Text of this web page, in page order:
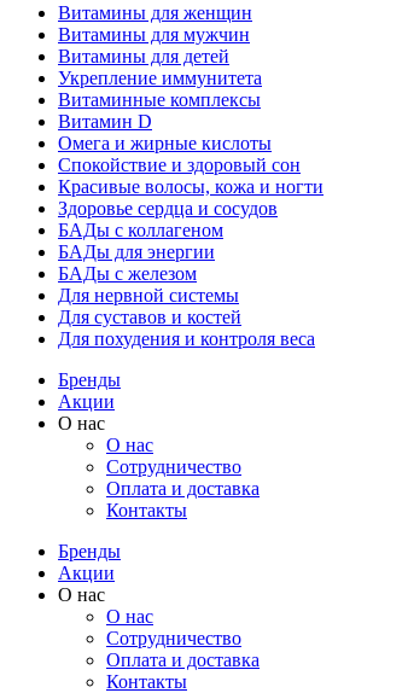
Витамины для женщин
Витамины для мужчин
Витамины для детей
Укрепление иммунитета
Витаминные комплексы
Витамин D
Омега и жирные кислоты
Спокойствие и здоровый сон
Красивые волосы, кожа и ногти
Здоровье сердца и сосудов
БАДы с коллагеном
БАДы для энергии
БАДы с железом
Для нервной системы
Для суставов и костей
Для похудения и контроля веса
Бренды
Акции
О нас
О нас
Cотрудничество
Оплата и доставка
Контакты
Бренды
Акции
О нас
О нас
Cотрудничество
Оплата и доставка
Контакты